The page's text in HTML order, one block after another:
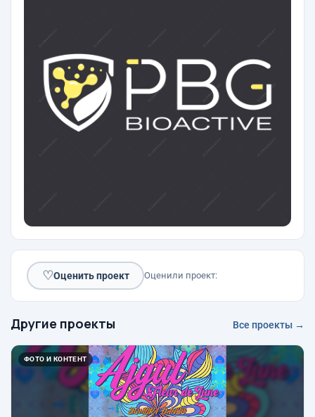
♡Оценить проект Оценили проект:
Другие проекты Все проекты →
ФОТО И КОНТЕНТ